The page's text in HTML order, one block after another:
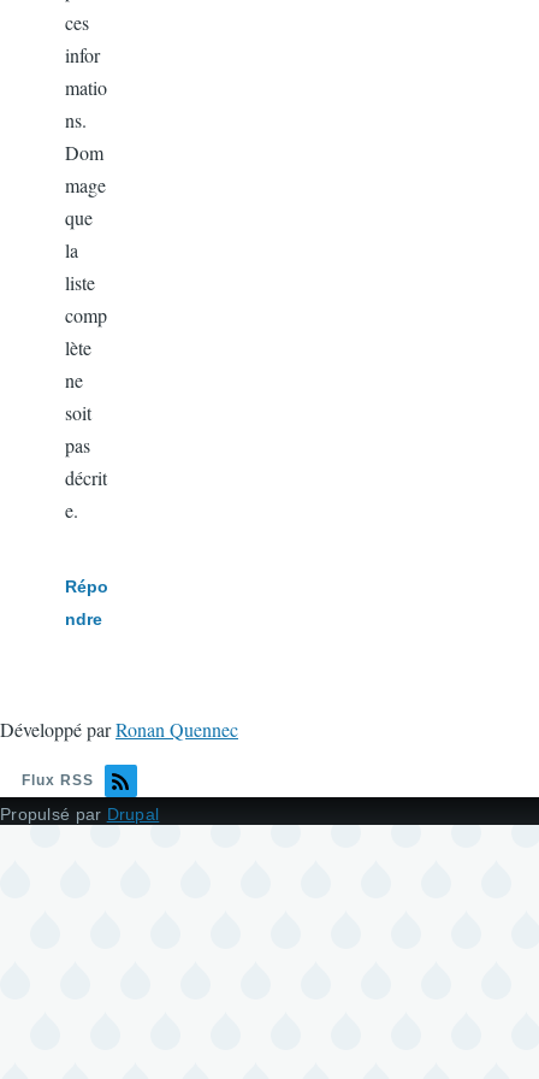
ces
infor
matio
ns.
Dom
mage
que
la
liste
comp
lète
ne
soit
pas
décrit
e.
Répo
ndre
Développé parRonan Quennec
Flux RSS
Propulsé par Drupal